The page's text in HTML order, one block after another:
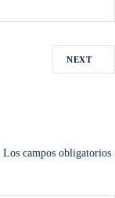
NEXT
Los campos obligatorios